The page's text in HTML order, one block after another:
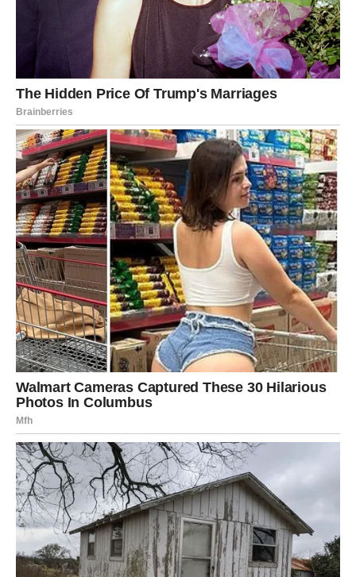
koju niste očekivali.
Prilika dolazi kroz kreativnost, tehnologiju, internet,
komunikaciju ili saradnju na daljinu.
Sreća se pojavljuje spontano — kroz susret, poruku ili
ideju koja rešava veliki problem.
RIBE–Emotivno oslobađanje i
intuitivna pobeda
Ribama se u ova tri dana čisti energetski prostor.
Otkrivaju se emocije, namere, istine koje menjaju srce.
Prilika dolazi kroz odnos — novi, stari, obnovljen ili
potpuno neočekivan.
Sreća se javlja u trenutku kada prestanete da sumnjate u
sebe i verujete prvom osećaju.